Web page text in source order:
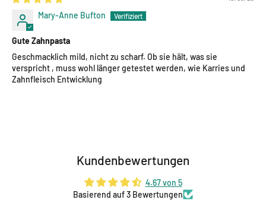
Mary-Anne Bufton
Gute Zahnpasta
Geschmacklich mild, nicht zu scharf. Ob sie hält, was sie
verspricht , muss wohl länger getestet werden, wie Karries und
Zahnfleisch Entwicklung
Kundenbewertungen
4.67 von 5
Basierend auf 3 Bewertungen